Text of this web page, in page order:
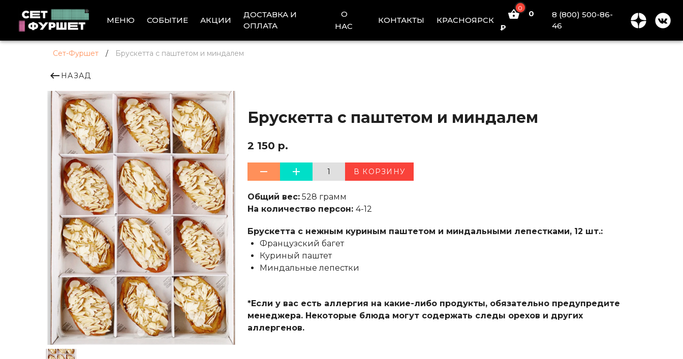
МЕНЮ СОБЫТИЕ АКЦИИ
ДОСТАВКА И
ОПЛАТА
О
НАС
КОНТАКТЫ КРАСНОЯРСК
0
0
₽
8 (800) 500-86-
46
Сет-Фуршет / Брускетта с паштетом и миндалем
НАЗАД
Брускетта с паштетом и миндалем
2 150 р.
1 В КОРЗИНУ
Общий вес:528 грамм
На количество персон: 4-12
Брускетта с нежным куриным паштетом и миндальными лепестками, 12 шт.:
Французский багет
Куриный паштет
Миндальные лепестки
*Если у вас есть аллергия на какие-либо продукты, обязательно предупредите
менеджера. Некоторые блюда могут содержать следы орехов и других
аллергенов.